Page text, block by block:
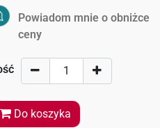
Activate Price Alert
Powiadom mnie o obniżce
ceny
Do koszyka